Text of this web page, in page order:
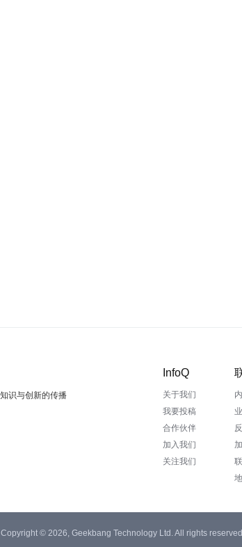
识与创新的传播
InfoQ
关于我们
我要投稿
合作伙伴
加入我们
关注我们
Copyright © 2026, Geekbang Technology Ltd. All rights